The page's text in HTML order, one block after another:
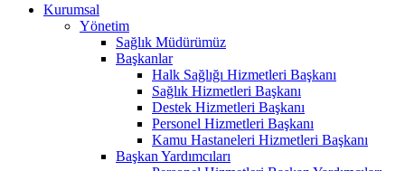
Kurumsal
Yönetim
Sağlık Müdürümüz
Başkanlar
Halk Sağlığı Hizmetleri Başkanı
Sağlık Hizmetleri Başkanı
Destek Hizmetleri Başkanı
Personel Hizmetleri Başkanı
Kamu Hastaneleri Hizmetleri Başkanı
Başkan Yardımcıları